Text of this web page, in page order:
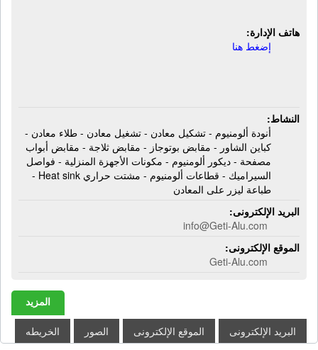
هاتف الإدارة:
إضغط هنا
النشاط:
أنودة ألومنيوم - تشكيل معادن - تشغيل معادن - طلاء معادن -
كباين الشاور - مقابض بوتوجاز - مقابض ثلاجة - مقابض أبواب
مصفحة - ديكور ألومنيوم - مكونات الأجهزة المنزلية - فواصل
السيراميك - قطاعات ألومنيوم - مشتت حراري Heat sink -
طباعة ليزر على المعادن
البريد الإلكترونى:
info@Geti-Alu.com
الموقع الإلكترونى:
Geti-Alu.com
المزيد
البريد الإلكترونى الموقع الإلكترونى الصور الخريطه